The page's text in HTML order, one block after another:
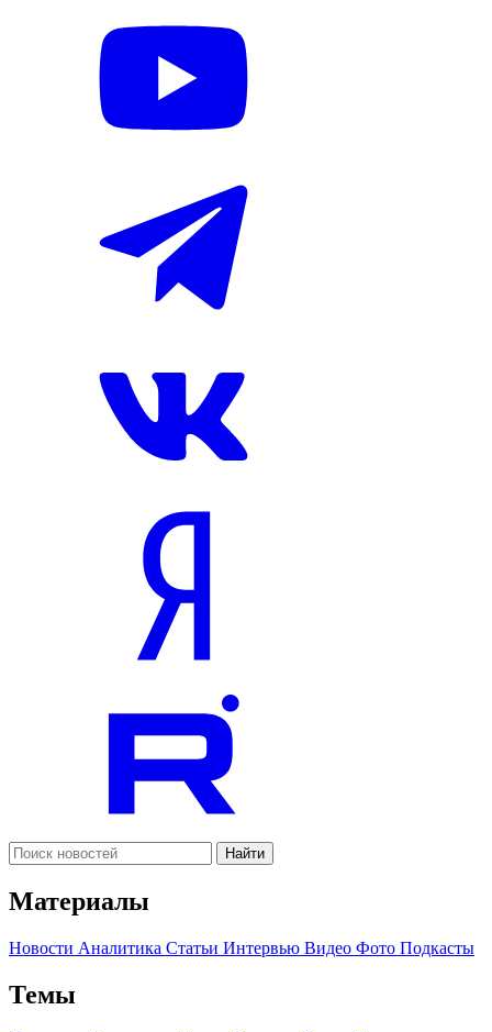
Найти
Материалы
Новости Аналитика Статьи Интервью Видео Фото Подкасты
Темы